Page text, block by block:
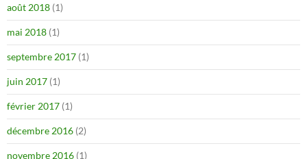
août 2018 (1)
mai 2018 (1)
septembre 2017 (1)
juin 2017 (1)
février 2017 (1)
décembre 2016 (2)
novembre 2016 (1)